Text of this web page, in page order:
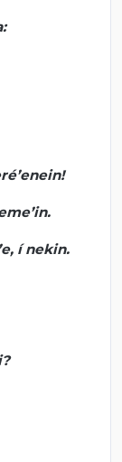
:
!
.
, ínekin.
?